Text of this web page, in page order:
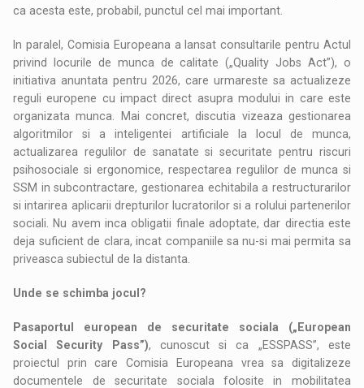
ca acesta este, probabil, punctul cel mai important.
In paralel, Comisia Europeana a lansat consultarile pentru Actul
privind locurile de munca de calitate („Quality Jobs Act”), o
initiativa anuntata pentru 2026, care urmareste sa actualizeze
reguli europene cu impact direct asupra modului in care este
organizata munca. Mai concret, discutia vizeaza gestionarea
algoritmilor si a inteligentei artificiale la locul de munca,
actualizarea regulilor de sanatate si securitate pentru riscuri
psihosociale si ergonomice, respectarea regulilor de munca si
SSM in subcontractare, gestionarea echitabila a restructurarilor
si intarirea aplicarii drepturilor lucratorilor si a rolului partenerilor
sociali. Nu avem inca obligatii finale adoptate, dar directia este
deja suficient de clara, incat companiile sa nu-si mai permita sa
priveasca subiectul de la distanta.
Unde se schimba jocul?
Pasaportul european de securitate sociala („European
Social Security Pass”), cunoscut si ca „ESSPASS”, este
proiectul prin care Comisia Europeana vrea sa digitalizeze
documentele de securitate sociala folosite in mobilitatea